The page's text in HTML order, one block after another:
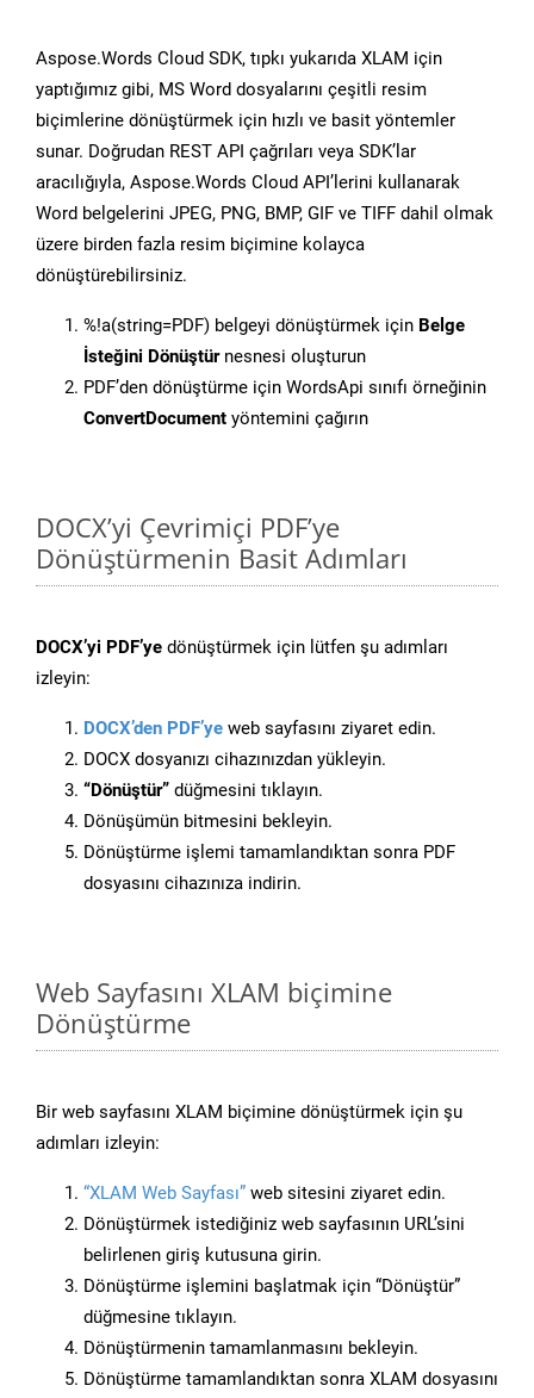
Aspose.Words Cloud SDK, tıpkı yukarıda XLAM için
yaptığımız gibi, MS Word dosyalarını çeşitli resim
biçimlerine dönüştürmek için hızlı ve basit yöntemler
sunar. Doğrudan REST API çağrıları veya SDK’lar
aracılığıyla, Aspose.Words Cloud API’lerini kullanarak
Word belgelerini JPEG, PNG, BMP, GIF ve TIFF dahil olmak
üzere birden fazla resim biçimine kolayca
dönüştürebilirsiniz.
%!a(string=PDF) belgeyi dönüştürmek için Belge
İsteğini Dönüştürnesnesi oluşturun
PDF’den dönüştürme için WordsApi sınıfı örneğinin
ConvertDocument yöntemini çağırın
DOCX’yi Çevrimiçi PDF’ye
Dönüştürmenin Basit Adımları
DOCX’yi PDF’ye dönüştürmek için lütfen şu adımları
izleyin:
DOCX’den PDF’ye web sayfasını ziyaret edin.
DOCX dosyanızı cihazınızdan yükleyin.
“Dönüştür” düğmesini tıklayın.
Dönüşümün bitmesini bekleyin.
Dönüştürme işlemi tamamlandıktan sonra PDF
dosyasını cihazınıza indirin.
Web Sayfasını XLAM biçimine
Dönüştürme
Bir web sayfasını XLAM biçimine dönüştürmek için şu
adımları izleyin:
“XLAM Web Sayfası” web sitesini ziyaret edin.
Dönüştürmek istediğiniz web sayfasının URL’sini
belirlenen giriş kutusuna girin.
Dönüştürme işlemini başlatmak için “Dönüştür”
düğmesine tıklayın.
Dönüştürmenin tamamlanmasını bekleyin.
Dönüştürme tamamlandıktan sonra XLAM dosyasını